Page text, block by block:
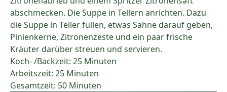
abschmecken. Die Suppe in Tellern anrichten. Dazu
die Suppe in Teller füllen, etwas Sahne darauf geben,
Pinienkerne, Zitronenzeste und ein paar frische
Kräuter darüber streuen und servieren.
Koch- /Backzeit: 25 Minuten
Arbeitszeit: 25 Minuten
Gesamtzeit: 50 Minuten